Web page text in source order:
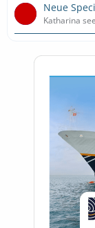
Neue
Katharina